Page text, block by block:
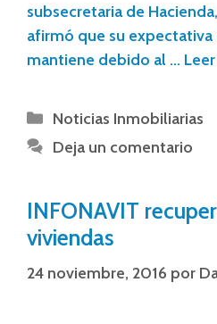
subsecretaria de
afirmó que su
mantiene debido al …
Noticias Inmobiliarias
Deja un comentario
INFONAVIT
viviendas
24 noviembre, 2016 por